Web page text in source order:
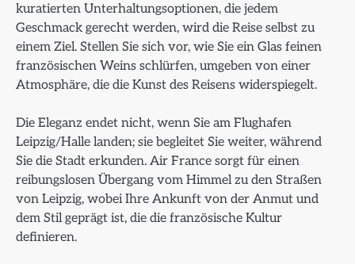
kuratierten Unterhaltungsoptionen, die jedem
Geschmack gerecht werden, wird die Reise selbst zu
einem Ziel. Stellen Sie sich vor, wie Sie ein Glas feinen
französischen Weins schlürfen, umgeben von einer
Atmosphäre, die die Kunst des Reisens widerspiegelt.
Die Eleganz endet nicht, wenn Sie am Flughafen
Leipzig/Halle landen; sie begleitet Sie weiter, während
Sie die Stadt erkunden. Air France sorgt für einen
reibungslosen Übergang vom Himmel zu den Straßen
von Leipzig, wobei Ihre Ankunft von der Anmut und
dem Stil geprägt ist, die die französische Kultur
definieren.